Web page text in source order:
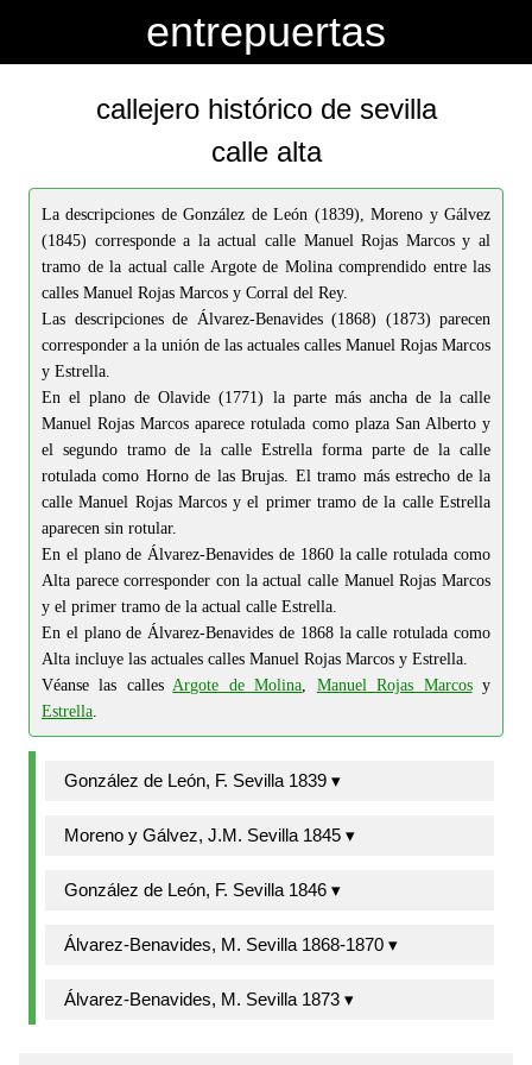
entrepuertas
callejero histórico de sevilla
calle alta
La descripciones de González de León (1839), Moreno y Gálvez
(1845) corresponde a la actual calle Manuel Rojas Marcos y al
tramo de la actual calle Argote de Molina comprendido entre las
calles Manuel Rojas Marcos y Corral del Rey.
Las descripciones de Álvarez-Benavides (1868) (1873) parecen
corresponder a la unión de las actuales calles Manuel Rojas Marcos
y Estrella.
En el plano de Olavide (1771) la parte más ancha de la calle
Manuel Rojas Marcos aparece rotulada como plaza San Alberto y
el segundo tramo de la calle Estrella forma parte de la calle
rotulada como Horno de las Brujas. El tramo más estrecho de la
calle Manuel Rojas Marcos y el primer tramo de la calle Estrella
aparecen sin rotular.
En el plano de Álvarez-Benavides de 1860 la calle rotulada como
Alta parece corresponder con la actual calle Manuel Rojas Marcos
y el primer tramo de la actual calle Estrella.
En el plano de Álvarez-Benavides de 1868 la calle rotulada como
Alta incluye las actuales calles Manuel Rojas Marcos y Estrella.
Véanse las callesArgote de Molina, Manuel Rojas Marcosy
Estrella.
González de León, F. Sevilla 1839 ▾
Moreno y Gálvez, J.M. Sevilla 1845 ▾
González de León, F. Sevilla 1846 ▾
Álvarez-Benavides, M. Sevilla 1868-1870 ▾
Álvarez-Benavides, M. Sevilla 1873 ▾